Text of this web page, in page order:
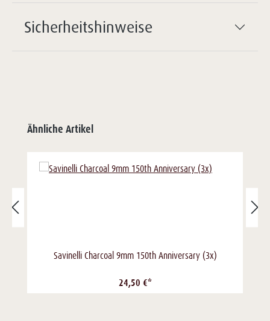
Sicherheitshinweise
Ähnliche Artikel
Savinelli Charcoal 9mm 150th Anniversary (3x)
24,50 €*